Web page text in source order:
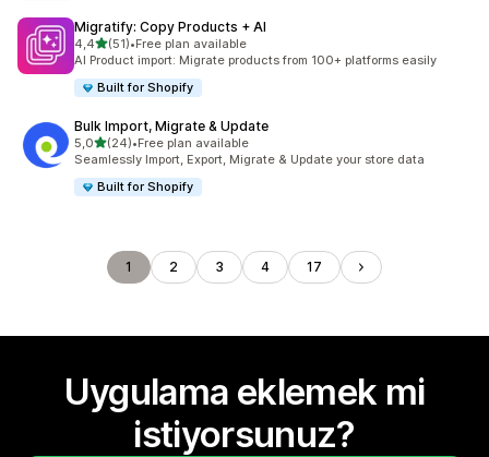
Migratify: Copy Products + AI
4,45 yıldız üzerinden
(51)
toplam 51 değerlendirme
•Free plan available
AI Product import: Migrate products from 100+ platforms easily
Built for Shopify
Bulk Import, Migrate & Update
5,05 yıldız üzerinden
(24)
toplam 24 değerlendirme
•Free plan available
Seamlessly Import, Export, Migrate & Update your store data
Built for Shopify
1 2 3 4 17
Uygulama eklemek mi
istiyorsunuz?